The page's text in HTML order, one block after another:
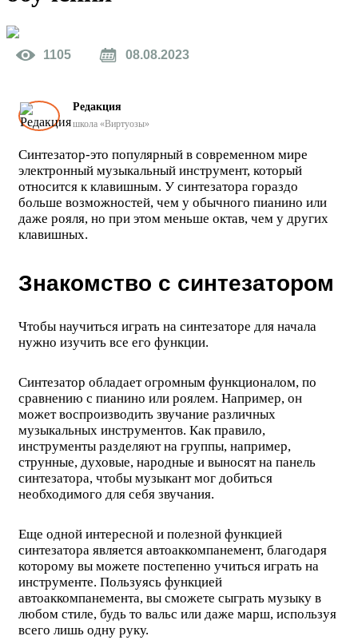
1105 08.08.2023
Синтезатор-это популярный в современном мире
электронный музыкальный инструмент, который
относится к клавишным. У синтезатора гораздо
больше возможностей, чем у обычного пианино или
даже рояля, но при этом меньше октав, чем у других
клавишных.
Знакомство с синтезатором
Чтобы научиться играть на синтезаторе для начала
нужно изучить все его функции.
Синтезатор обладает огромным функционалом, по
сравнению с пианино или роялем. Например, он
может воспроизводить звучание различных
музыкальных инструментов. Как правило,
инструменты разделяют на группы, например,
струнные, духовые, народные и выносят на панель
синтезатора, чтобы музыкант мог добиться
необходимого для себя звучания.
Еще одной интересной и полезной функцией
синтезатора является автоаккомпанемент, благодаря
которому вы можете постепенно учиться играть на
инструменте. Пользуясь функцией
автоаккомпанемента, вы сможете сыграть музыку в
любом стиле, будь то вальс или даже марш, используя
всего лишь одну руку.
Редакция
школа «Виртуозы»